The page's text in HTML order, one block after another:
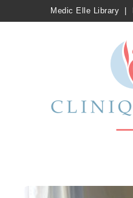
Medic Elle Library